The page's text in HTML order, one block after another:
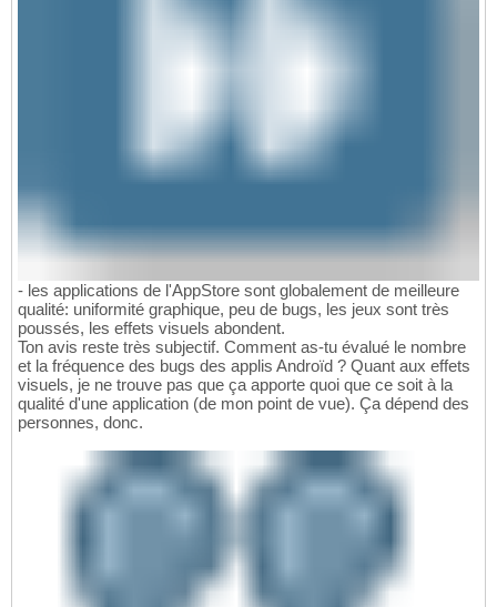
- les applications de l'AppStore sont globalement de meilleure
qualité: uniformité graphique, peu de bugs, les jeux sont très
poussés, les effets visuels abondent.
Ton avis reste très subjectif. Comment as-tu évalué le nombre
et la fréquence des bugs des applis Androïd ? Quant aux effets
visuels, je ne trouve pas que ça apporte quoi que ce soit à la
qualité d'une application (de mon point de vue). Ça dépend des
personnes, donc.